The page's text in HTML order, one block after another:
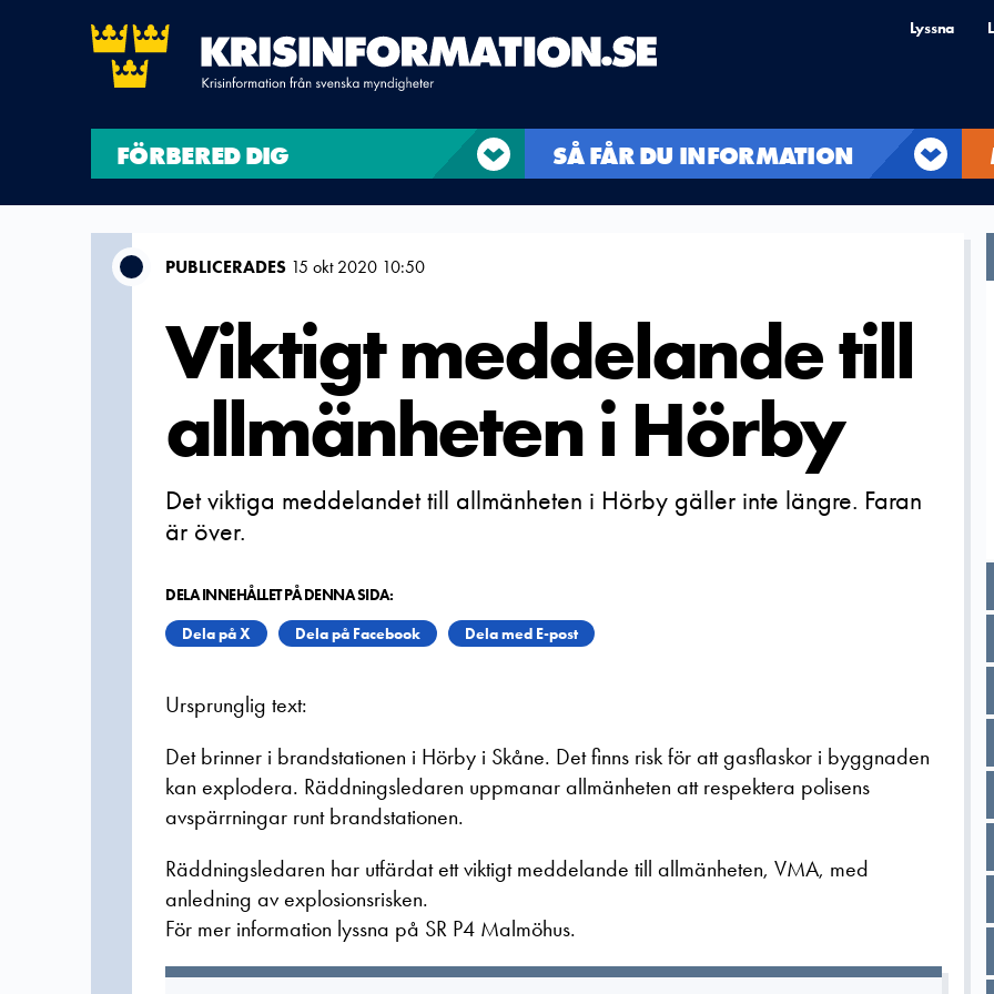
Lyssna
FÖRBERED DIG SÅ FÅR DU INFORMATION
PUBLICERADES 15 okt 2020 10:50
Viktigt meddelande till
allmänheten i Hörby
Det viktiga meddelandet till allmänheten i Hörby gäller inte längre. Faran
är över.
DELA INNEHÅLLET PÅ DENNA SIDA:
Dela på X
Dela på Facebook Dela med E-post
Ursprunglig text:
Det brinner i brandstationen i Hörby i Skåne. Det finns risk för att gasflaskor i byggnaden
kan explodera. Räddningsledaren uppmanar allmänheten att respektera polisens
avspärrningar runt brandstationen.
Räddningsledaren har utfärdat ett viktigt meddelande till allmänheten, VMA, med
anledning av explosionsrisken.
För mer information lyssna på SR P4 Malmöhus.